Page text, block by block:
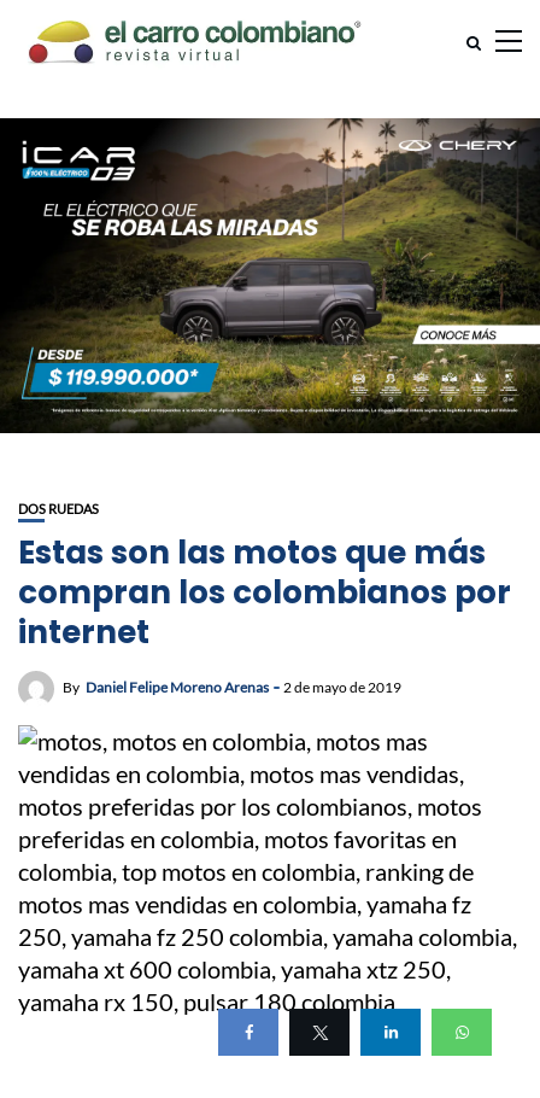
DOS RUEDAS
Estas son las motos que más
compran los colombianos por
internet
By Daniel Felipe Moreno Arenas 2 de mayo de 2019